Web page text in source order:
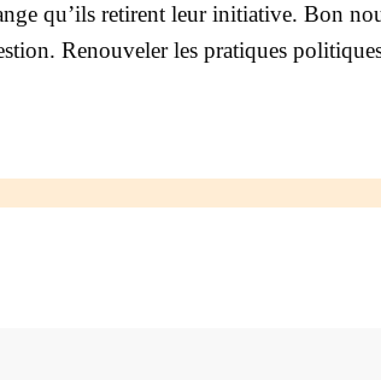
qu’ils retirent leur initiative. Bon
Renouveler les pratiques